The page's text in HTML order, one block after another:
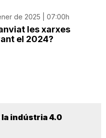
de 2025 | 07:00h
les xarxes
el 2024?
la indústria 4.0